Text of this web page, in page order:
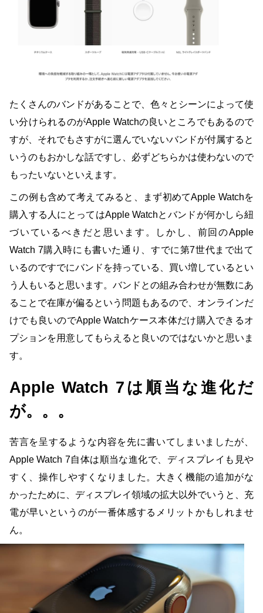
色の違いは不明です。 「Hermèsオレンジスポーツバン
ド」「Hermès ブラックスポーツバンド」も、単品販売は
されていません。 Apple Watch Hermès本体を買わない
と、手に入らないバンドです。 Apple Watch Hermèsを購
入する： Apple公式サイト Apple Watchのアクティビティ
Watchをフラッシュライト・懐中電灯として使う Apple
Watchのミッキーマウスとミニーマウスに、声で現在時刻
を読み上げてもらう
たくさんのバンドがあることで、色々とシーンによって使
い分けられるのがApple Watchの良いところでもあるので
すが、それでもさすがに選んでいないバンドが付属すると
いうのもおかしな話ですし、必ずどちらかは使わないので
もったいないといえます。
この例も含めて考えてみると、まず初めてApple Watchを
購入する人にとってはApple Watchとバンドが何かしら紐
づいているべきだと思います。しかし、前回のApple
Watch 7購入時にも書いた通り、すでに第7世代まで出て
いるのですでにバンドを持っている、買い増しているとい
う人もいると思います。バンドとの組み合わせが無数にあ
ることで在庫が偏るという問題もあるので、オンラインだ
けでも良いのでApple Watchケース本体だけ購入できるオ
プションを用意してもらえると良いのではないかと思いま
す。
Apple Watch 7は順当な進化だ
が。。。
苦言を呈するような内容を先に書いてしまいましたが、
Apple Watch 7自体は順当な進化で、ディスプレイも見や
すく、操作しやすくなりました。大きく機能の追加がな
かったために、ディスプレイ領域の拡大以外でいうと、充
電が早いというのが一番体感するメリットかもしれませ
ん。